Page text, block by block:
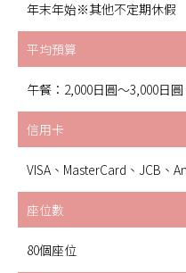
年末年始※其他不定期休假
平均預算
午餐：2,000日圓～3,000日
信用卡
VISA、MasterCard、JCB、
座位數
80個座位